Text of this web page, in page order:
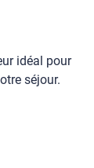
idéal pour
séjour.